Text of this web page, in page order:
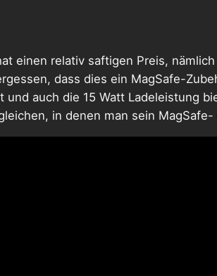
einen relativ saftigen Preis, nämlich
dass dies ein MagSafe-
und auch die 15 Watt Ladeleistung
in denen man sein